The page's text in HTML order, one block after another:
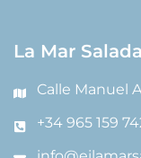
La Mar
Calle Manuel
+34 965 159